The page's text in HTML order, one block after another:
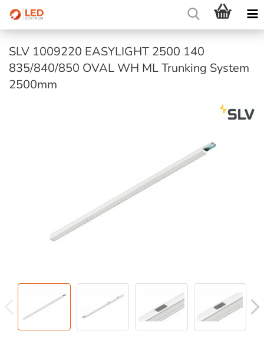
SLV 1009220 EASYLIGHT 2500 140
835/840/850 OVAL WH ML Trunking System
2500mm